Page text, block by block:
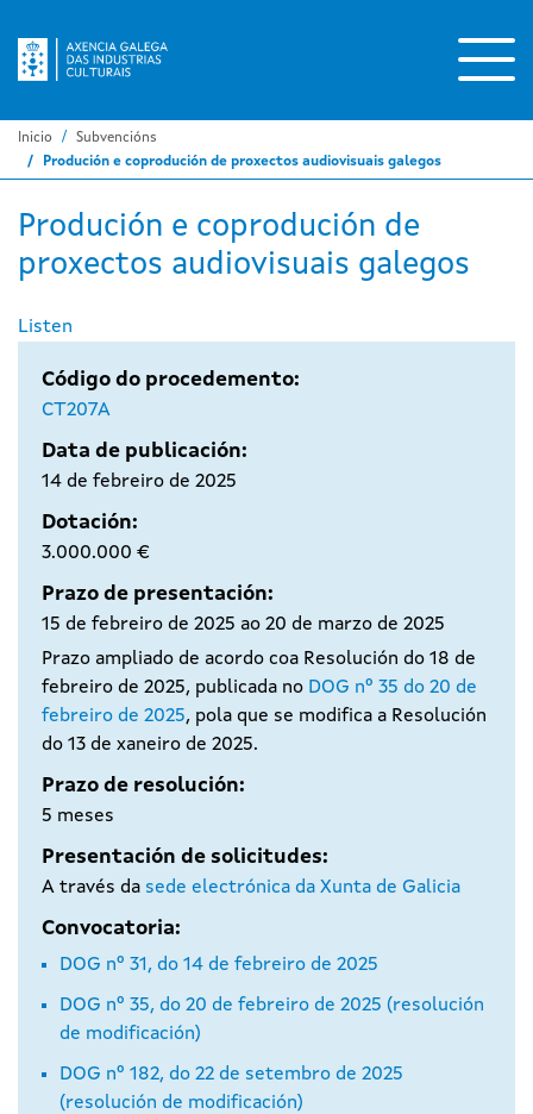
Inicio
Subvencións
Produción e coprodución de proxectos audiovisuais galegos
Produción e coprodución de
proxectos audiovisuais galegos
Listen
Código do procedemento:
CT207A
Data de publicación:
14 de febreiro de 2025
Dotación:
3.000.000 €
Prazo de presentación:
15 de febreiro de 2025 ao 20 de marzo de 2025
Prazo ampliado de acordo coa Resolución do 18 de
febreiro de 2025, publicada no DOG nº 35 do 20 de
febreiro de 2025, pola que se modifica a Resolución
do 13 de xaneiro de 2025.
Prazo de resolución:
5 meses
Presentación de solicitudes:
A través da sede electrónica da Xunta de Galicia
Convocatoria:
DOG nº 31, do 14 de febreiro de 2025
DOG nº 35, do 20 de febreiro de 2025 (resolución
de modificación)
DOG nº 182, do 22 de setembro de 2025
(resolución de modificación)